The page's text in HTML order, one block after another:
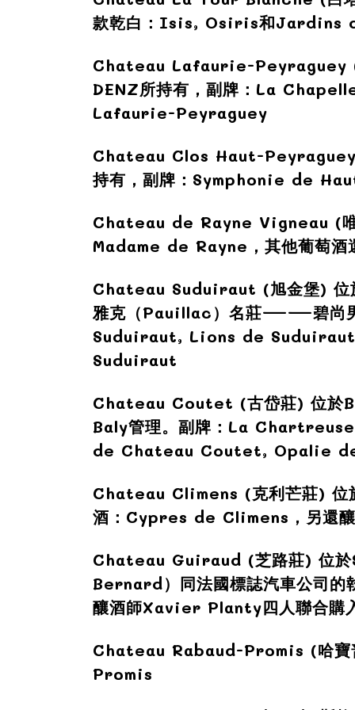
款乾白：Isis, Osiris和Jardins
Chateau Lafaurie-Peyraguey
DENZ所持有，副牌：La
Lafaurie-Peyraguey
Chateau Clos Haut-
持有，副牌：Symphonie de
Chateau de Rayne Vigneau (
Madame de Rayne，其他葡萄
Chateau Suduiraut (旭金堡) 位
雅克（Pauillac）名莊——碧尚
Suduiraut, Lions de Suduiraut
Suduiraut
Chateau Coutet (古岱莊) 位於
Baly管理。副牌：La
de Chateau Coutet, Opalie
Chateau Climens (克利芒莊) 位
酒：Cypres de Climens，另還
Chateau Guiraud (芝路莊) 位
Bernard）同法國標誌汽車公司
釀酒師Xavier Planty四人聯合
Chateau Rabaud-Promis (哈
Promis